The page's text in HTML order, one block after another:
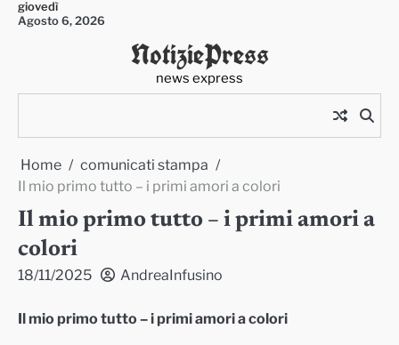
Skipgiovedì
Agosto 6, 2026
NotiziePress
news express
Home
comunicati stampa
Il mio primo tutto – i primi amori a colori
Il mio primo tutto – i primi amori a
colori
18/11/2025 AndreaInfusino
Il mio primo tutto – i primi amori a colori